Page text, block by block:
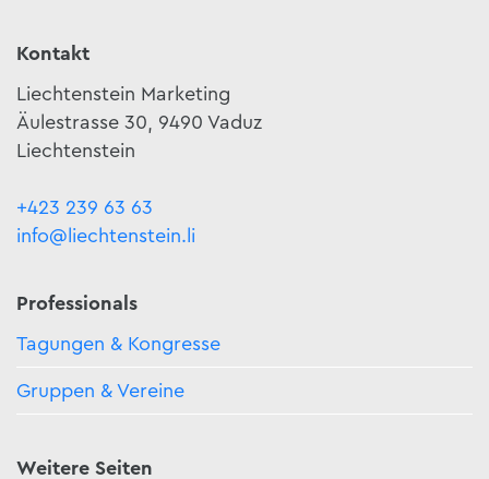
Kontakt
Liechtenstein Marketing
Äulestrasse 30, 9490 Vaduz
Liechtenstein
+423 239 63 63
info@liechtenstein.li
Professionals
Tagungen & Kongresse
Gruppen & Vereine
Weitere Seiten